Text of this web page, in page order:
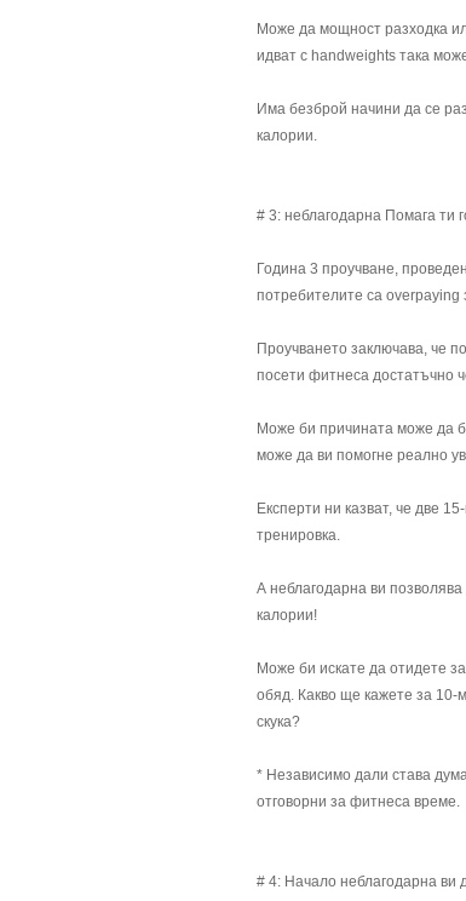
Може да мощност разходка
идват с handweights така
Има безброй начини да се
калории.
# 3: неблагодарна Помага ти
Година 3 проучване,
потребителите са overpaying
Проучването заключава, че
посети фитнеса достатъчно
Може би причината може да
може да ви помогне реално
Експерти ни казват, че две
тренировка.
А неблагодарна ви
калории!
Може би искате да отидете
обяд. Какво ще кажете за 10-
скука?
* Независимо дали става
отговорни за фитнеса време.
# 4: Начало неблагодарна ви